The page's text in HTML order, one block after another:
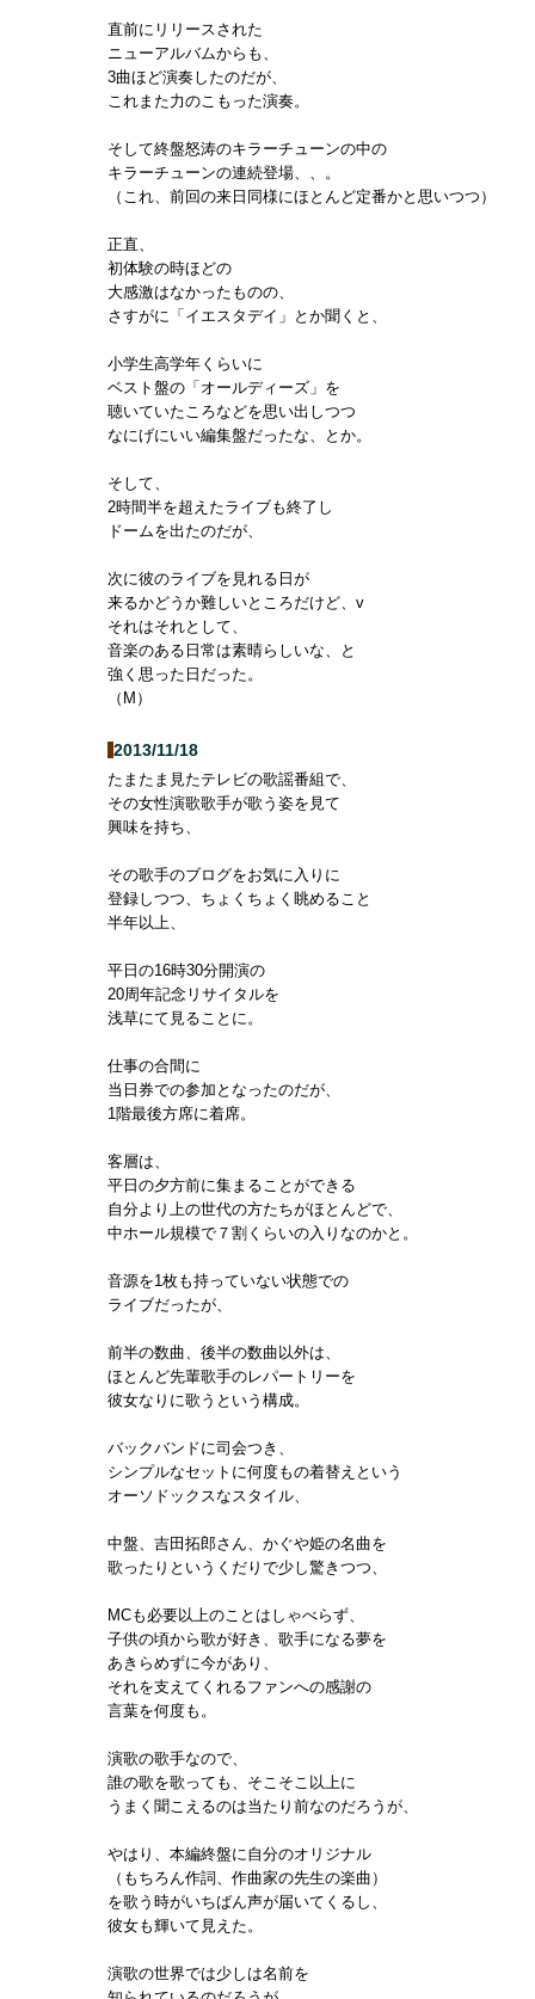
直前にリリースされた
ニューアルバムからも、
3曲ほど演奏したのだが、
これまた力のこもった演奏。
そして終盤怒涛のキラーチューンの中の
キラーチューンの連続登場、、。
（これ、前回の来日同様にほとんど定番かと思いつつ）
正直、
初体験の時ほどの
大感激はなかったものの、
さすがに「イエスタデイ」とか聞くと、
小学生高学年くらいに
ベスト盤の「オールディーズ」を
聴いていたころなどを思い出しつつ
なにげにいい編集盤だったな、とか。
そして、
2時間半を超えたライブも終了し
ドームを出たのだが、
次に彼のライブを見れる日が
来るかどうか難しいところだけど、v
それはそれとして、
音楽のある日常は素晴らしいな、と
強く思った日だった。
（M）
2013/11/18
たまたま見たテレビの歌謡番組で、
その女性演歌歌手が歌う姿を見て
興味を持ち、
その歌手のブログをお気に入りに
登録しつつ、ちょくちょく眺めること
半年以上、
平日の16時30分開演の
20周年記念リサイタルを
浅草にて見ることに。
仕事の合間に
当日券での参加となったのだが、
1階最後方席に着席。
客層は、
平日の夕方前に集まることができる
自分より上の世代の方たちがほとんどで、
中ホール規模で７割くらいの入りなのかと。
音源を1枚も持っていない状態での
ライブだったが、
前半の数曲、後半の数曲以外は、
ほとんど先輩歌手のレパートリーを
彼女なりに歌うという構成。
バックバンドに司会つき、
シンプルなセットに何度もの着替えという
オーソドックスなスタイル、
中盤、吉田拓郎さん、かぐや姫の名曲を
歌ったりというくだりで少し驚きつつ、
MCも必要以上のことはしゃべらず、
子供の頃から歌が好き、歌手になる夢を
あきらめずに今があり、
それを支えてくれるファンへの感謝の
言葉を何度も。
演歌の歌手なので、
誰の歌を歌っても、そこそこ以上に
うまく聞こえるのは当たり前なのだろうが、
やはり、本編終盤に自分のオリジナル
（もちろん作詞、作曲家の先生の楽曲）
を歌う時がいちばん声が届いてくるし、
彼女も輝いて見えた。
演歌の世界では少しは名前を